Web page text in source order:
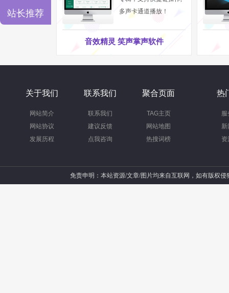
站长推荐
多声卡通道播放！
音效精灵 笑声掌声软件
关于我们
网站简介
网站协议
发展历程
联系我们
联系我们
建议反馈
点我咨询
聚合页面
TAG主页
网站地图
热搜词榜
热
服
新
资
免责申明：本站资源/文章/图片均来自互联网，如有版权